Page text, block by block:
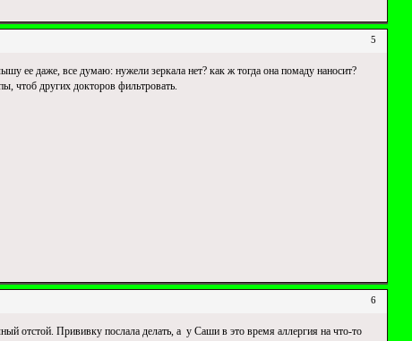
5
ее даже, все думаю: нужели зеркала нет? как ж тогда она помаду наносит?
чтоб других докторов фильтровать.
6
отстой. Прививку послала делать, а у Саши в это время аллергия на что-то